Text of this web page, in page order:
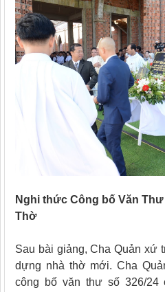
Nghi thức Công bố Văn
Thờ
Sau bài giảng, Cha Quản xứ
dựng nhà thờ mới. Cha
công bố văn thư số 326/24